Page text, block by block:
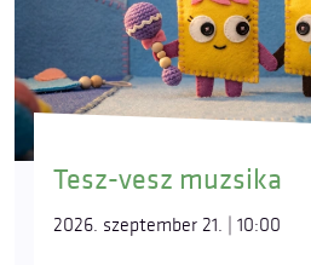
Tesz-vesz muzsika
2026. szeptember 21. | 10:00